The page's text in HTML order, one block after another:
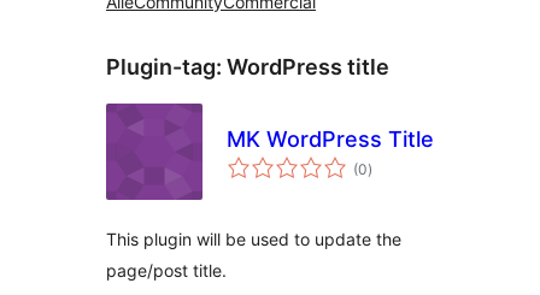
Plugin-tag: WordPress title
MK WordPress Title
(0totale
bedømmelser
)
This plugin will be used to update the
page/post title.